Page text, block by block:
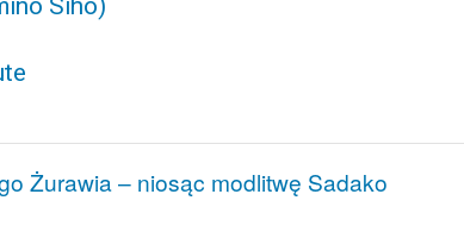
Siho)
Żurawia – niosąc modlitwę Sadako